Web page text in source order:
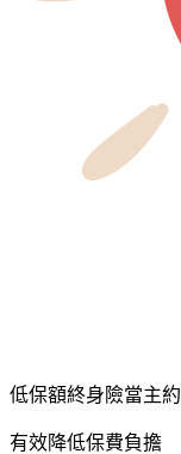
低保額終身險當主約
有效降低保費負擔